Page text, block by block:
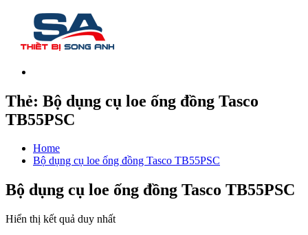
Thẻ: Bộ dụng cụ loe ống đồng Tasco
TB55PSC
Home
Bộ dụng cụ loe ống đồng Tasco TB55PSC
Bộ dụng cụ loe ống đồng Tasco TB55PSC
Hiển thị kết quả duy nhất